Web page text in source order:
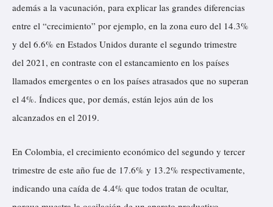
además a la vacunación, para explicar las grandes diferencias
entre el “crecimiento” por ejemplo, en la zona euro del 14.3%
y del 6.6% en Estados Unidos durante el segundo trimestre
del 2021, en contraste con el estancamiento en los países
llamados emergentes o en los países atrasados que no superan
el 4%. Índices que, por demás, están lejos aún de los
alcanzados en el 2019.
En Colombia, el crecimiento económico del segundo y tercer
trimestre de este año fue de 17.6% y 13.2% respectivamente,
indicando una caída de 4.4% que todos tratan de ocultar,